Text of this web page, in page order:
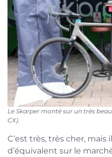
Le Skarper monté sur un très
CX).
C’est très, très cher, mais
d’équivalent sur le